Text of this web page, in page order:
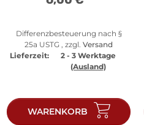
Differenzbesteuerung nach §
25a USTG , zzgl. Versand
Lieferzeit:
2 - 3 Werktage
(Ausland)
WARENKORB